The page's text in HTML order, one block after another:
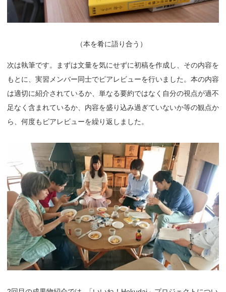
（本を肴に語り合う）
次は執筆です。まずは文量を気にせずに初稿を作成し、その内容を
もとに、実習メンバー同士でピアレビューを行いました。本の内容
は適切に紹介されているか、単なる要約ではなく自分の視点が過不
足なく含まれているか、内容を盛り込み過ぎていないか等の観点か
ら、何度もピアレビューを繰り返しました。